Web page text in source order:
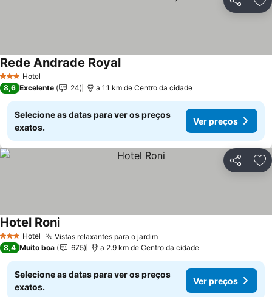
Partilhar
3 EstrelasHotel
Rede Andrade Royal
8,6 Excelente 24 a 1.1 km de Centro da cidade
Selecione as datas para ver os preços
exatos.
Ver preços
Partilhar
3 EstrelasHotel Vistas relaxantes para o jardim
Hotel Roni
8,4 Muito boa 675 a 2.9 km de Centro da cidade
Selecione as datas para ver os preços
exatos.
Ver preços